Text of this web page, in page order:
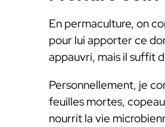
En permaculture, on
pour lui apporter ce
appauvri, mais il suffit
Personnellement, je
feuilles mortes,
nourrit la vie